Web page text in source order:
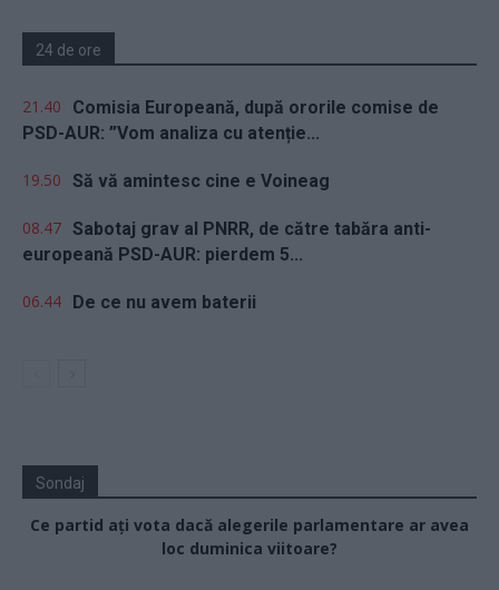
24 de ore
21.40
Comisia Europeană, după ororile comise de
PSD-AUR: ”Vom analiza cu atenție...
19.50 Să vă amintesc cine e Voineag
08.47 Sabotaj grav al PNRR, de către tabăra anti-
europeană PSD-AUR: pierdem 5...
06.44 De ce nu avem baterii
Sondaj
Ce partid ați vota dacă alegerile parlamentare ar avea
loc duminica viitoare?